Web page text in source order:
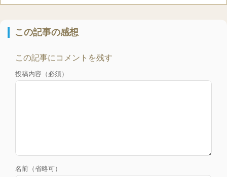
この記事の感想
この記事にコメントを残す
投稿内容（必須）
名前（省略可）